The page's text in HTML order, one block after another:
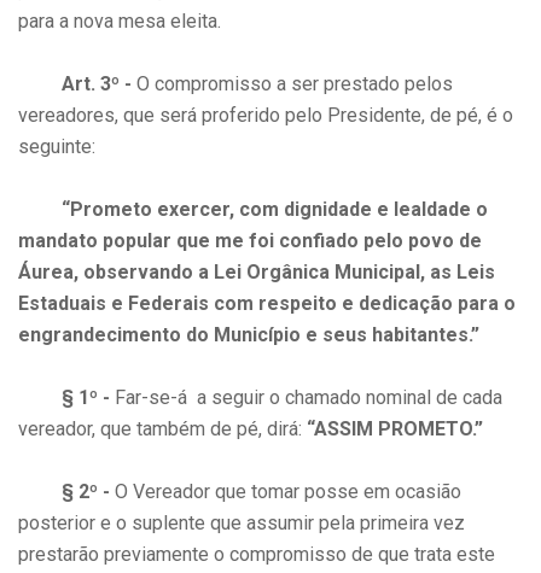
para a nova mesa eleita.
Art. 3º - O compromisso a ser prestado pelos
vereadores, que será proferido pelo Presidente, de pé, é o
seguinte:
“Prometo exercer, com dignidade e lealdade o
mandato popular que me foi confiado pelo povo de
Áurea, observando a Lei Orgânica Municipal, as Leis
Estaduais e Federais com respeito e dedicação para o
engrandecimento do Município e seus habitantes.”
§ 1º - Far-se-á a seguir o chamado nominal de cada
vereador, que também de pé, dirá: “ASSIM PROMETO.”
§ 2º - O Vereador que tomar posse em ocasião
posterior e o suplente que assumir pela primeira vez
prestarão previamente o compromisso de que trata este